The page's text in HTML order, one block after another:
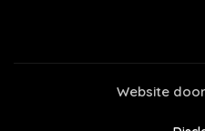
Website door